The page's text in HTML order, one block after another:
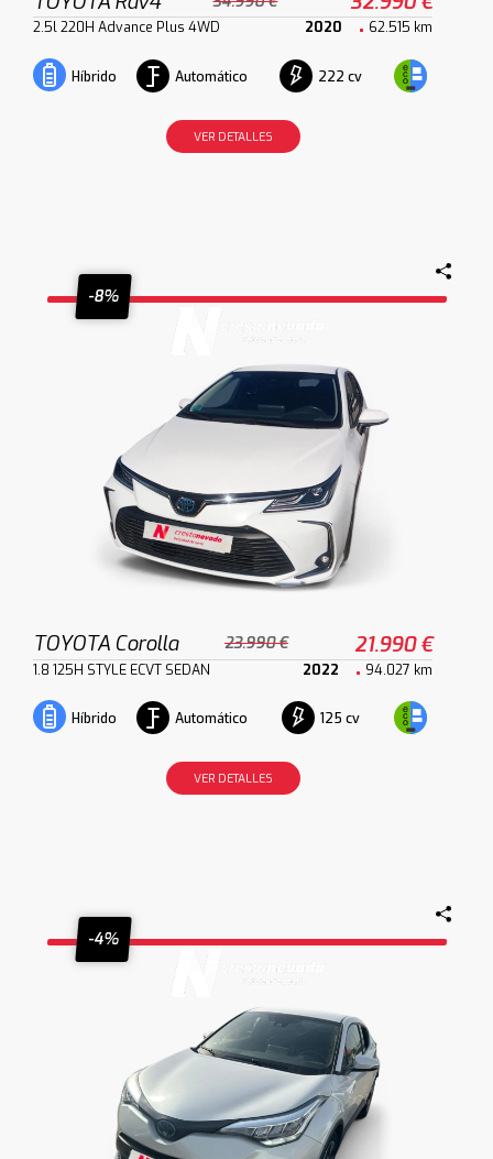
2.5l 220H Advance Plus 4WD 2020 62.515 km
Híbrido Automático 222 cv
VER DETALLES
-8%
TOYOTA Corolla 23.990 € 21.990 €
1.8 125H STYLE ECVT SEDAN 2022 94.027 km
Híbrido Automático 125 cv
VER DETALLES
-4%